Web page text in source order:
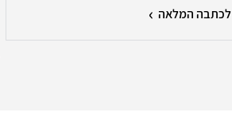
לכתבה המלאה